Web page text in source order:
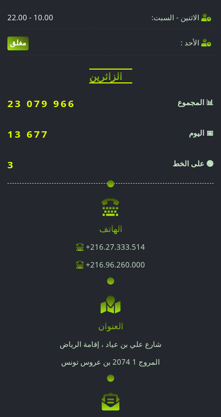
الاثنين - السبت: 10.00 - 22.00
الأحد : مغلق
📈 الزائرين
📊 المجموع 23 079 966
📅 اليوم 13 677
🟢 على الخط 3
الهاتف
216.27.333.514+
216.96.260.000+
العنوان
شارع علي بن عياد ، إقامة الرياض
المروج 1 2074 بن عروس تونس